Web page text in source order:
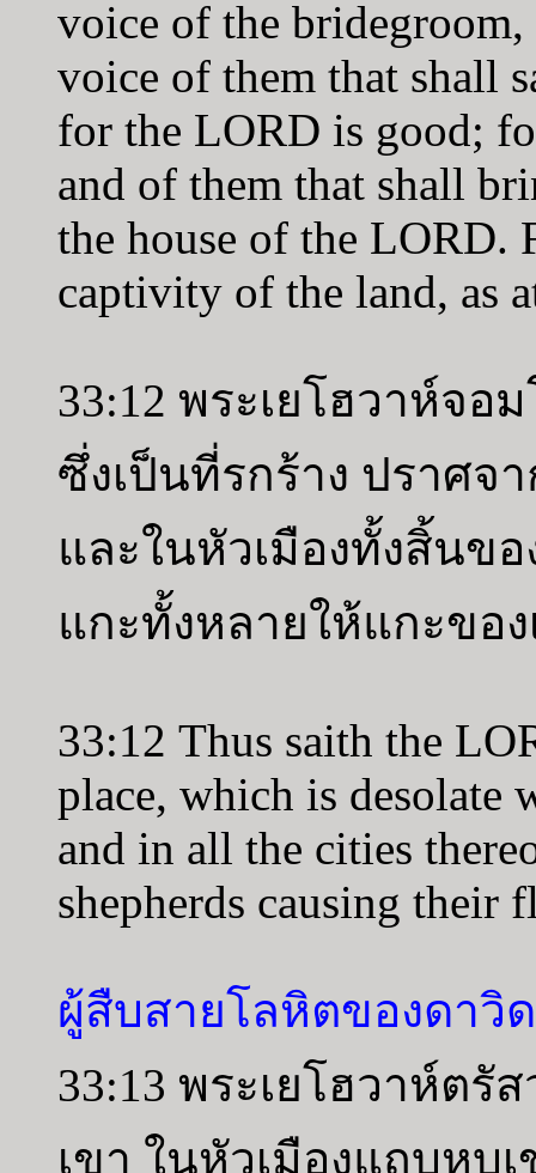
voice of the
voice of them that shall
for the LORD is good;
and of them that shall
the house of the LORD.
captivity of the land, as
33:12 พระเยโฮวาห์จ
ซึ่งเป็นที่รกร้าง ปราศจ
และในหัวเมืองทั้งสิ้นข
แกะทั้งหลายให้แกะขอ
33:12 Thus saith the
place, which is desolate
and in all the cities
shepherds causing their
ผู้สืบสายโลหิตของดาวิ
33:13 พระเยโฮวาห์ตรั
เขา ในหัวเมืองแถบหุบ